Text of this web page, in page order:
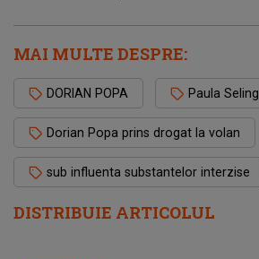
DISTRIBUIE ARTICOLUL
MAI MULTE DESPRE:
DORIAN POPA Paula Seling
Dorian Popa prins drogat la volan
sub influenta substantelor interzise